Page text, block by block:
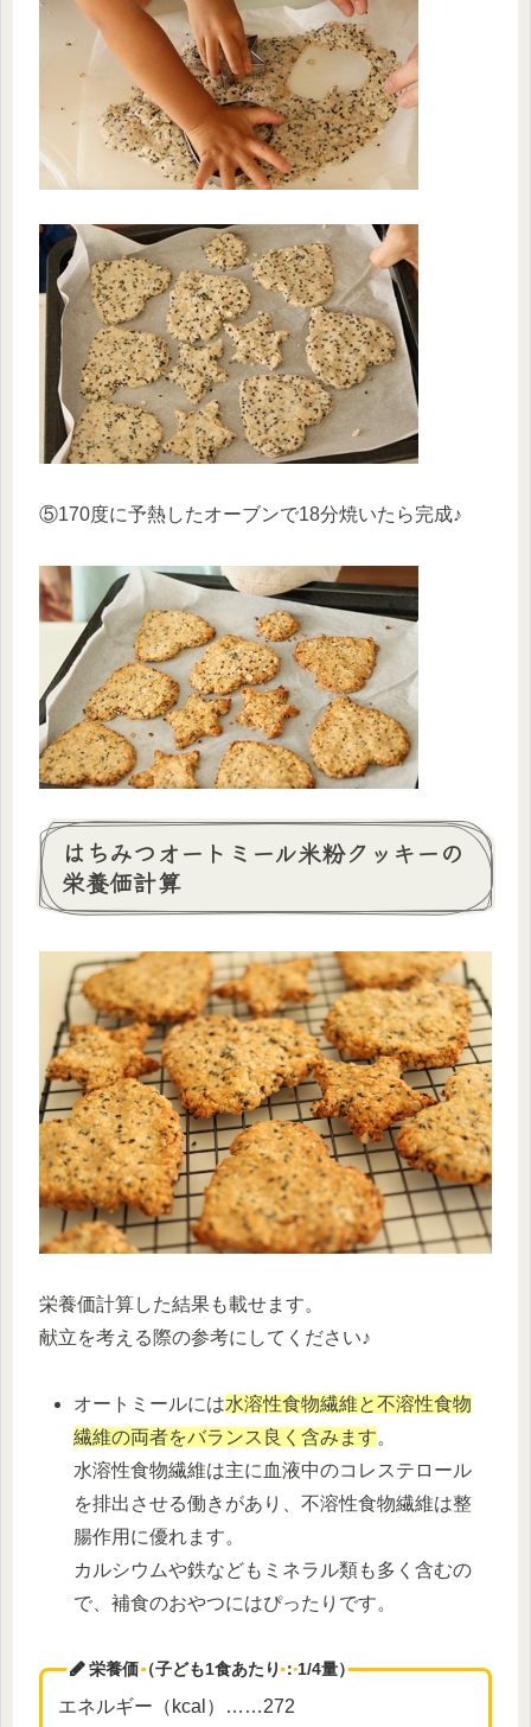
⑤170度に予熱したオーブンで18分焼いたら完成♪
はちみつオートミール米粉クッキーの
栄養価計算
栄養価計算した結果も載せます。
献立を考える際の参考にしてください♪
オートミールには水溶性食物繊維と不溶性食物
繊維の両者をバランス良く含みます。
水溶性食物繊維は主に血液中のコレステロール
を排出させる働きがあり、不溶性食物繊維は整
腸作用に優れます。
カルシウムや鉄などもミネラル類も多く含むの
で、補食のおやつにはぴったりです。
栄養価（子ども1食あたり：1/4量）
エネルギー（kcal）……272